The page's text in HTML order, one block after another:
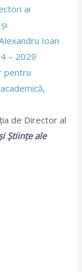
ai
Ioan
– 2029
pentru
de Director al
Științe ale